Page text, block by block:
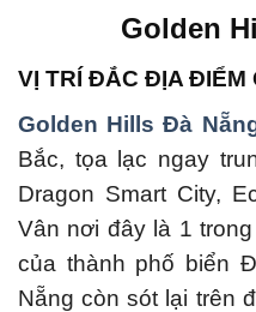
Golden
VỊ TRÍ ĐẮC ĐỊA ĐIỂM
Golden Hills Đà
Bắc, tọa lạc ngay
Dragon Smart City,
Vân nơi đây là 1
của thành phố biển
Nẵng còn sót lại trên